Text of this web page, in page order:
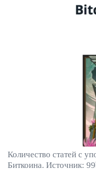
Количество статей с
Биткоина. Источник: